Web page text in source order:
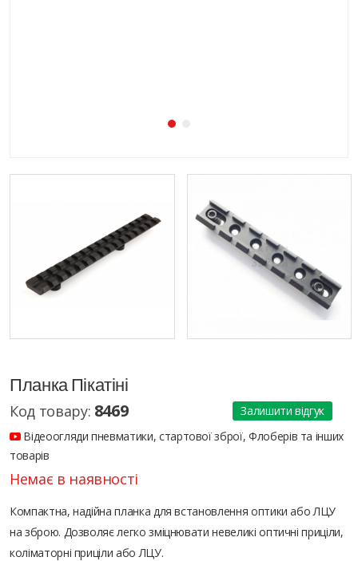
Планка Пікатіні
Код товару: 8469
Залишити відгук
Відеоогляди пневматики, стартової зброї, Флоберів та інших
товарів
Немає в наявності
Компактна, надійна планка для встановлення оптики або ЛЦУ
на зброю. Дозволяє легко зміцнювати невеликі оптичні приціли,
коліматорні приціли або ЛЦУ.